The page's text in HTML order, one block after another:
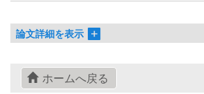
論文詳細を表示
ホームへ戻る